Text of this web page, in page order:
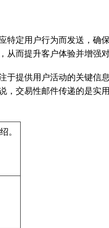
特定用户行为而发送，确
而提升客户体验并增强
于提供用户活动的关键信
，交易性邮件传递的是实
。